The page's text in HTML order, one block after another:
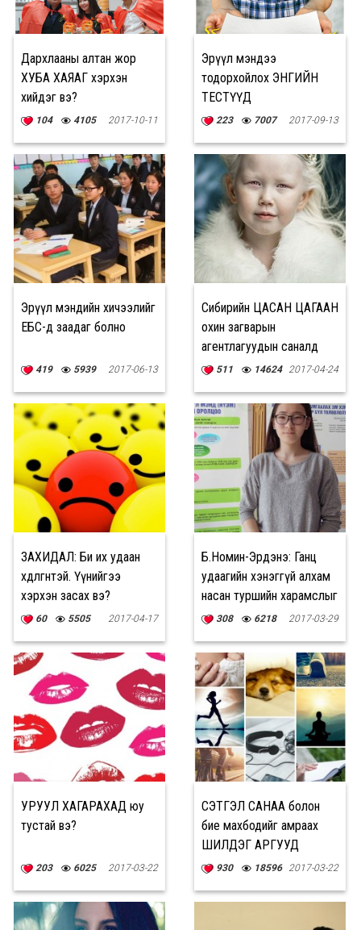
Дархлааны алтан жор
ХУБА ХАЯАГ хэрхэн
хийдэг вэ?
104 4105 2017-10-11
Эрүүл мэндээ
тодорхойлох ЭНГИЙН
ТЕСТҮҮД
223 7007 2017-09-13
Эрүүл мэндийн хичээлийг
ЕБС-д заадаг болно
419 5939 2017-06-13
Сибирийн ЦАСАН ЦАГААН
охин загварын
агентлагуудын саналд
“дарагджээ”
511 14624 2017-04-24
ЗАХИДАЛ: Би их удаан
хөдөлгөөнтэй. Үүнийгээ
хэрхэн засах вэ?
60 5505 2017-04-17
Б.Номин-Эрдэнэ: Ганц
удаагийн хэнэггүй алхам
насан туршийн харамслыг
үлдээж болно
308 6218 2017-03-29
УРУУЛ ХАГАРАХАД юу
тустай вэ?
203 6025 2017-03-22
СЭТГЭЛ САНАА болон
бие махбодийг амраах
ШИЛДЭГ АРГУУД
930 18596 2017-03-22